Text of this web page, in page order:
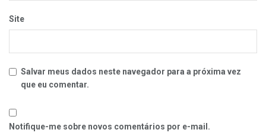
Site
Salvar meus dados neste navegador para a próxima vez
que eu comentar.
Notifique-me sobre novos comentários por e-mail.